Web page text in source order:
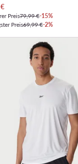
Preis
Preis79,99 €-15%
Preis69,99 €-2%